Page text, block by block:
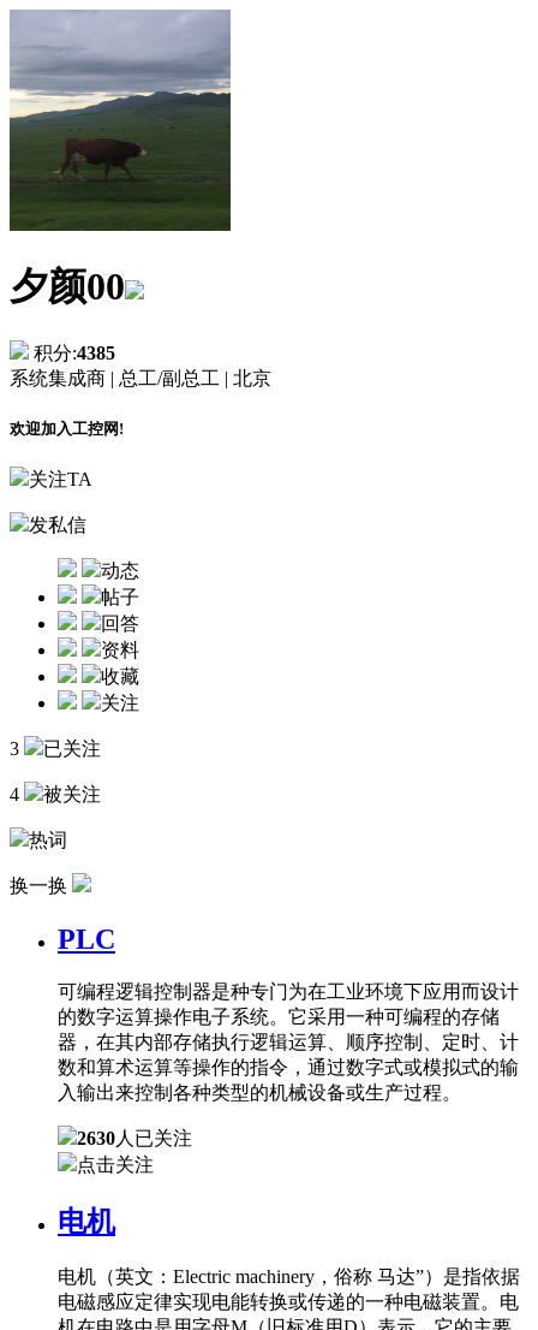
夕颜00
积分:4385
系统集成商 | 总工/副总工 | 北京
欢迎加入工控网!
关注TA
发私信
动态
帖子
回答
资料
收藏
关注
3 已关注
4 被关注
热词
换一换
PLC
可编程逻辑控制器是种专门为在工业环境下应用而设计
的数字运算操作电子系统。它采用一种可编程的存储
器，在其内部存储执行逻辑运算、顺序控制、定时、计
数和算术运算等操作的指令，通过数字式或模拟式的输
入输出来控制各种类型的机械设备或生产过程。
2630人已关注
点击关注
电机
电机（英文：Electric machinery，俗称 马达”）是指依据
电磁感应定律实现电能转换或传递的一种电磁装置。电